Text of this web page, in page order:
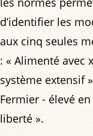
d’identifier les
aux cinq seules
: « Alimenté avec
système extensif
Fermier - élevé
liberté ».